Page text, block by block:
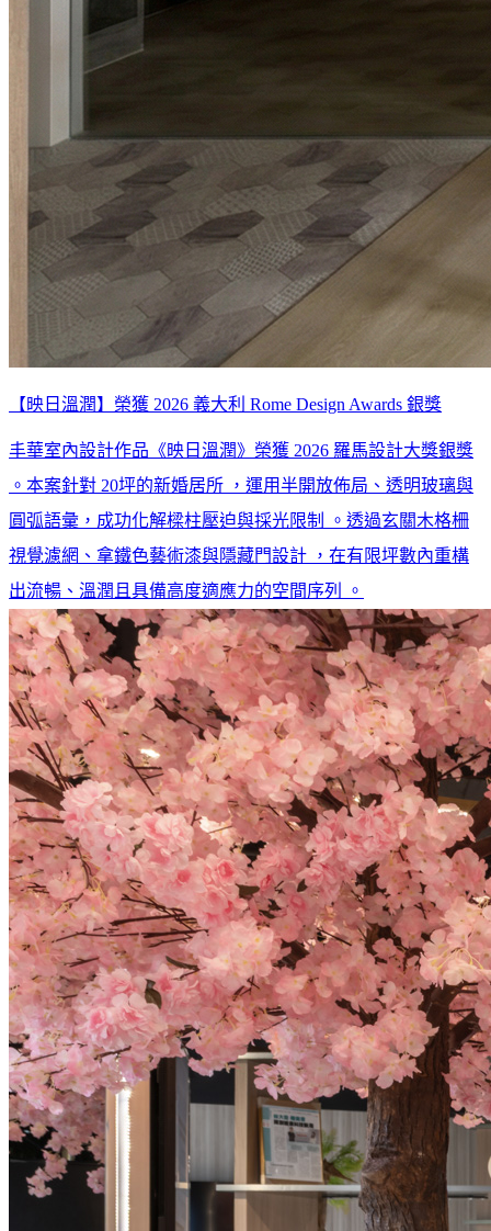
【映日溫潤】榮獲 2026 義大利 Rome Design Awards 銀獎
丰華室內設計作品《映日溫潤》榮獲 2026 羅馬設計大獎銀獎
。本案針對 20坪的新婚居所 ，運用半開放佈局、透明玻璃與
圓弧語彙，成功化解樑柱壓迫與採光限制 。透過玄關木格柵
視覺濾網、拿鐵色藝術漆與隱藏門設計 ，在有限坪數內重構
出流暢、溫潤且具備高度適應力的空間序列 。